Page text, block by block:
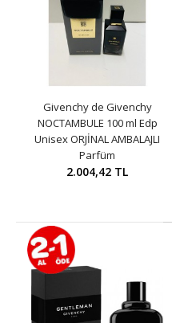
Givenchy de Givenchy
NOCTAMBULE 100 ml Edp
Unisex ORJİNAL AMBALAJLI
Parfüm
2.004,42 TL